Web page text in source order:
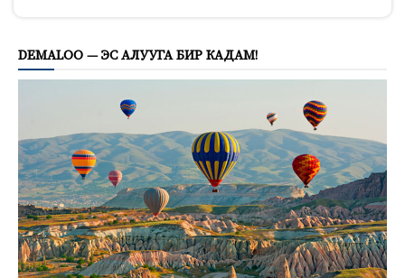
DEMALOO — ЭС АЛУУГА БИР КАДАМ!